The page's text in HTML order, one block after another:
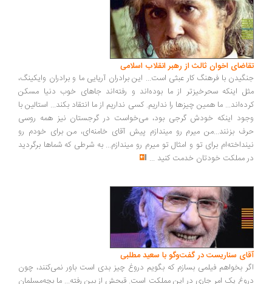
اخوان ثالث از رهبر انقلاب اسلامی
با فرهنگ کار عبثی است... این برادران آریایی ما و برادران وایکینگ،
اینکه سحرخیزتر از ما بوده‌اند و رفته‌اند جاهای خوب دنیا مسکن
ما همین چیزها را نداریم. کسی نداریم از ما انتقاد بکند... استالین با
اینکه خودش گرجی بود، می‌خواست در گرجستان نیز همه روسی
بزنند...من میرم رو میندازم پیش آقای خامنه‌ای، من برای خودم رو
برای تو و امثال تو میرم رو میندازم... به شرطی که شماها برگردید
مملکت خودتان خدمت کنید...
سناریست در گفت‌وگو با سعید مطلبی
بخواهم فیلمی بسازم که بگویم دروغ چیز بدی است باور نمی‌کنند، چون
یک امر جاری در این مملکت است. قبحش از بین رفته... ما بچه‌مسلمان